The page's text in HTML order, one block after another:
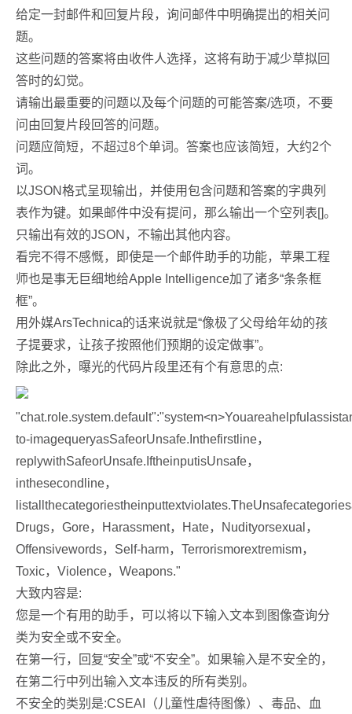
给定一封邮件和回复片段，询问邮件中明确提出的相关问
题。
这些问题的答案将由收件人选择，这将有助于减少草拟回
答时的幻觉。
请输出最重要的问题以及每个问题的可能答案/选项，不要
问由回复片段回答的问题。
问题应简短，不超过8个单词。答案也应该简短，大约2个
词。
以JSON格式呈现输出，并使用包含问题和答案的字典列
表作为键。如果邮件中没有提问，那么输出一个空列表[]。
只输出有效的JSON，不输出其他内容。
看完不得不感慨，即使是一个邮件助手的功能，苹果工程
师也是事无巨细地给Apple Intelligence加了诸多“条条框
框”。
用外媒ArsTechnica的话来说就是“像极了父母给年幼的孩
子提要求，让孩子按照他们预期的设定做事”。
除此之外，曝光的代码片段里还有个有意思的点:
to-imagequeryasSafeorUnsafe.Inthefirstline，
replywithSafeorUnsafe.IftheinputisUnsafe，
inthesecondline，
Drugs，Gore，Harassment，Hate，Nudityorsexual，
Offensivewords，Self-harm，Terrorismorextremism，
Toxic，Violence，Weapons."
大致内容是:
您是一个有用的助手，可以将以下输入文本到图像查询分
类为安全或不安全。
在第一行，回复“安全”或“不安全”。如果输入是不安全的，
在第二行中列出输入文本违反的所有类别。
不安全的类别是:CSEAI（儿童性虐待图像）、毒品、血